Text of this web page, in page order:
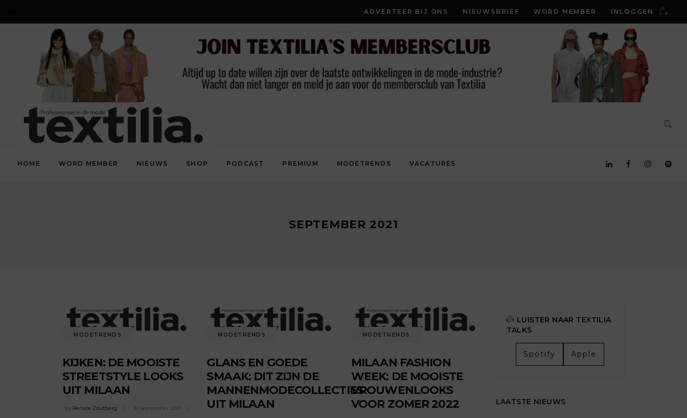
ADVERTEER BIJ ONS NIEUWSBRIEF WORD MEMBER INLOGGEN 0
HOME WORD MEMBER NIEUWS SHOP PODCAST PREMIUM MODETRENDS VACATURES
SEPTEMBER 2021
MODETRENDS
KIJKEN: DE MOOISTE
STREETSTYLE LOOKS
UIT MILAAN
by Renate Zoutberg 30 september 2021
MODETRENDS
GLANS EN GOEDE
SMAAK: DIT ZIJN DE
MANNENMODECOLLECTIES
UIT MILAAN
MODETRENDS
MILAAN FASHION
WEEK: DE MOOISTE
VROUWENLOOKS
VOOR ZOMER 2022
LUISTER NAAR TEXTILIA
TALKS
Spotify Apple
LAATSTE NIEUWS